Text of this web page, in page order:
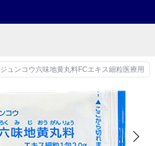
ジュンコウ六味地黄丸料FCエキス細粒医療用